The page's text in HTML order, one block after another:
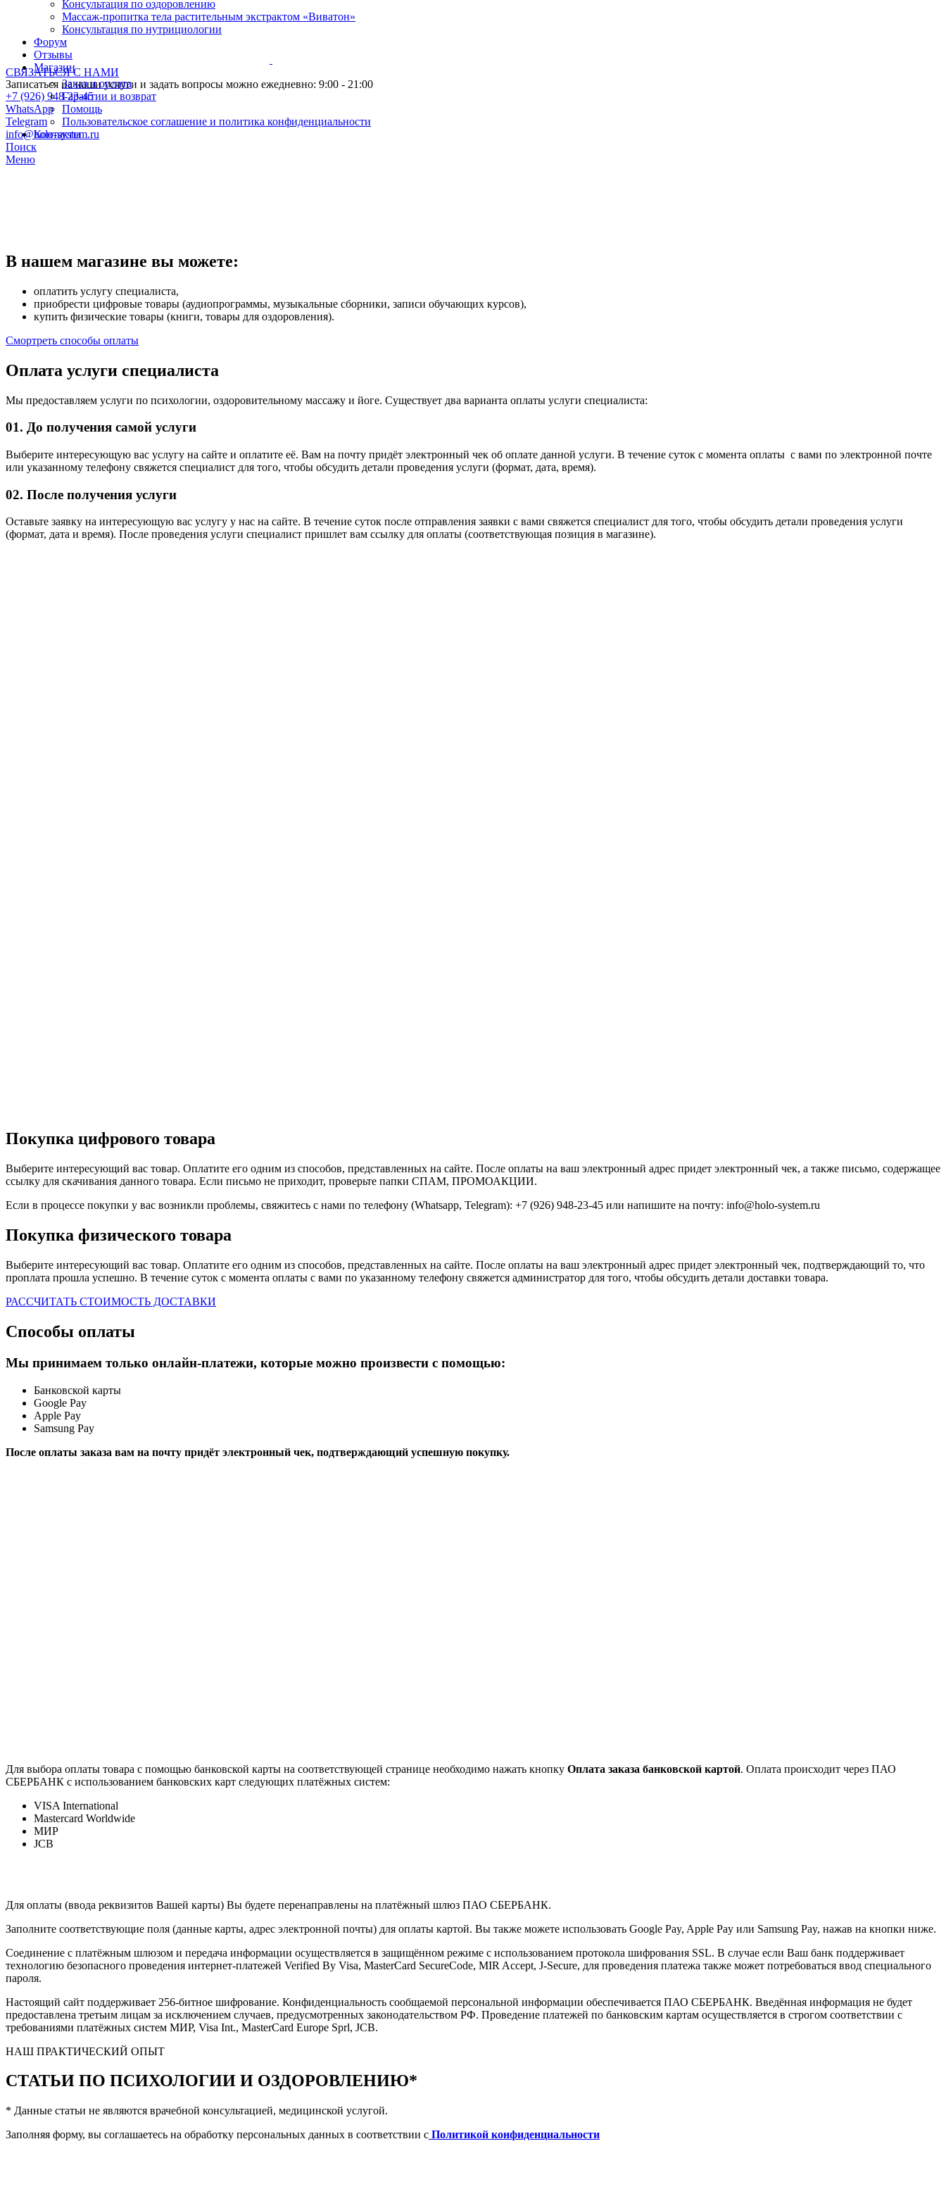
СВЯЗАТЬСЯ С НАМИ
Записаться на наши услуги и задать вопросы можно ежедневно: 9:00 - 21:00
+7 (926) 948-23-45
WhatsApp
Telegram
info@holo-system.ru
Поиск
Меню
Консультация по оздоровлению
Массаж-пропитка тела растительным экстрактом «Виватон»
Консультация по нутрициологии
Форум
Отзывы
Магазин
Заказ и оплата
Гарантии и возврат
Помощь
Пользовательское соглашение и политика конфиденциальности
Контакты
В нашем магазине вы можете:
оплатить услугу специалиста,
приобрести цифровые товары (аудиопрограммы, музыкальные сборники, записи обучающих курсов),
купить физические товары (книги, товары для оздоровления).
Смортреть способы оплаты
Оплата услуги специалиста
Мы предоставляем услуги по психологии, оздоровительному массажу и йоге. Существует два варианта оплаты услуги специалиста:
01. До получения самой услуги
Выберите интересующую вас услугу на сайте и оплатите её. Вам на почту придёт электронный чек об оплате данной услуги. В течение суток с момента оплаты с вами по электронной почте
или указанному телефону свяжется специалист для того, чтобы обсудить детали проведения услуги (формат, дата, время).
02. После получения услуги
Оставьте заявку на интересующую вас услугу у нас на сайте. В течение суток после отправления заявки с вами свяжется специалист для того, чтобы обсудить детали проведения услуги
(формат, дата и время). После проведения услуги специалист пришлет вам ссылку для оплаты (соответствующая позиция в магазине).
Покупка цифрового товара
Выберите интересующий вас товар. Оплатите его одним из способов, представленных на сайте. После оплаты на ваш электронный адрес придет электронный чек, а также письмо, содержащее
ссылку для скачивания данного товара. Если письмо не приходит, проверьте папки СПАМ, ПРОМОАКЦИИ.
Если в процессе покупки у вас возникли проблемы, свяжитесь с нами по телефону (Whatsapp, Telegram): +7 (926) 948-23-45 или напишите на почту: info@holo-system.ru
Покупка физического товара
Выберите интересующий вас товар. Оплатите его одним из способов, представленных на сайте. После оплаты на ваш электронный адрес придет электронный чек, подтверждающий то, что
проплата прошла успешно. В течение суток с момента оплаты с вами по указанному телефону свяжется администратор для того, чтобы обсудить детали доставки товара.
РАССЧИТАТЬ СТОИМОСТЬ ДОСТАВКИ
Способы оплаты
Мы принимаем только онлайн-платежи, которые можно произвести с помощью:
Банковской карты
Google Pay
Apple Pay
Samsung Pay
После оплаты заказа вам на почту придёт электронный чек, подтверждающий успешную покупку.
Для выбора оплаты товара с помощью банковской карты на соответствующей странице необходимо нажать кнопку Оплата заказа банковской картой. Оплата происходит через ПАО
СБЕРБАНК с использованием банковских карт следующих платёжных систем:
VISA International
Mastercard Worldwide
МИР
JCB
Для оплаты (ввода реквизитов Вашей карты) Вы будете перенаправлены на платёжный шлюз ПАО СБЕРБАНК.
Заполните соответствующие поля (данные карты, адрес электронной почты) для оплаты картой. Вы также можете использовать Google Pay, Apple Pay или Samsung Pay, нажав на кнопки ниже.
Cоединение с платёжным шлюзом и передача информации осуществляется в защищённом режиме с использованием протокола шифрования SSL. В случае если Ваш банк поддерживает
технологию безопасного проведения интернет-платежей Verified By Visa, MasterCard SecureCode, MIR Accept, J-Secure, для проведения платежа также может потребоваться ввод специального
пароля.
Настоящий сайт поддерживает 256-битное шифрование. Конфиденциальность сообщаемой персональной информации обеспечивается ПАО СБЕРБАНК. Введённая информация не будет
предоставлена третьим лицам за исключением случаев, предусмотренных законодательством РФ. Проведение платежей по банковским картам осуществляется в строгом соответствии с
требованиями платёжных систем МИР, Visa Int., MasterCard Europe Sprl, JCB.
НАШ ПРАКТИЧЕСКИЙ ОПЫТ
СТАТЬИ ПО ПСИХОЛОГИИ И ОЗДОРОВЛЕНИЮ*
* Данные статьи не являются врачебной консультацией, медицинской услугой.
Заполняя форму, вы соглашаетесь на обработку персональных данных в соответствии с Политикой конфиденциальности